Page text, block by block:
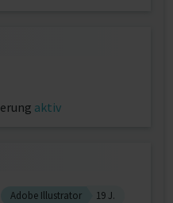
aktiv
Adobe Illustrator
19 J.